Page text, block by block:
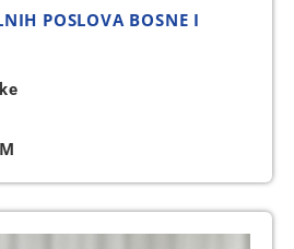
POSLOVA BOSNE I